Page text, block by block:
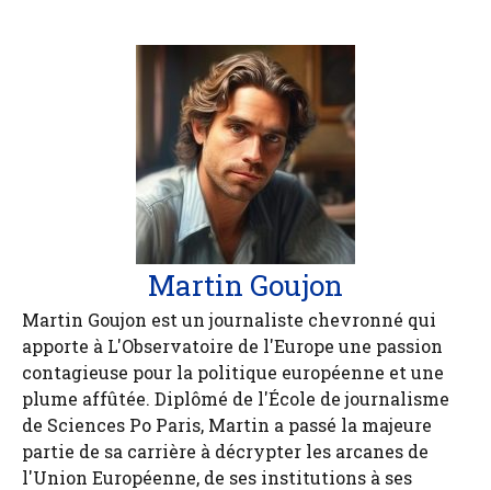
Martin Goujon
Martin Goujon est un journaliste chevronné qui
apporte à L'Observatoire de l'Europe une passion
contagieuse pour la politique européenne et une
plume affûtée. Diplômé de l'École de journalisme
de Sciences Po Paris, Martin a passé la majeure
partie de sa carrière à décrypter les arcanes de
l'Union Européenne, de ses institutions à ses